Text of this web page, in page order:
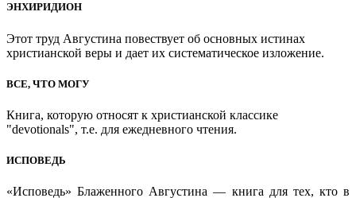
ЭНХИРИДИОН
Этот труд Августина повествует об основных истинах
христианской веры и дает их систематическое изложение.
ВСЕ, ЧТО МОГУ
Книга, которую относят к христианской классике
"devotionals", т.е. для ежедневного чтения.
ИСПОВЕДЬ
«Исповедь» Блаженного Августина — книга для тех, кто в